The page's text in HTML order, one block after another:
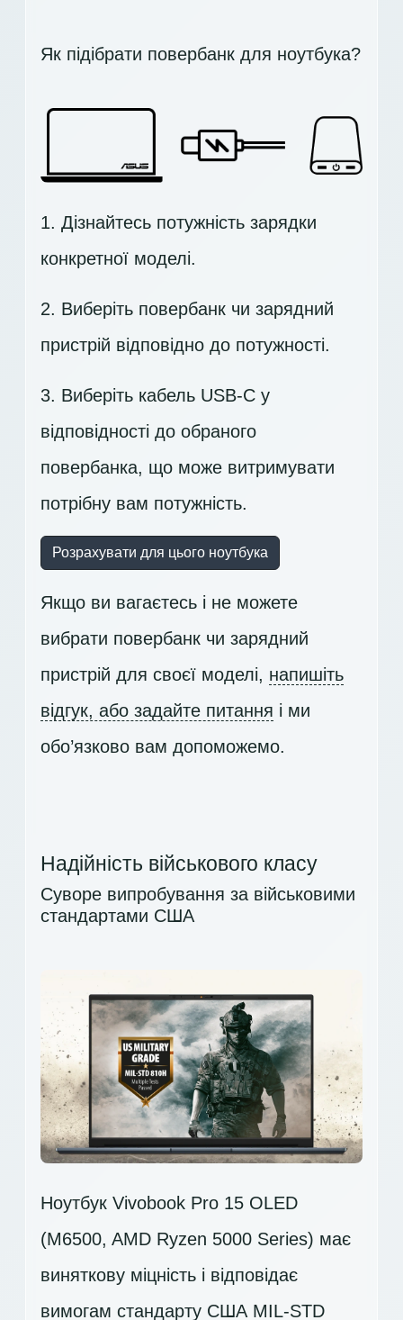
Як підібрати повербанк для ноутбука?
1. Дізнайтесь потужність зарядки
конкретної моделі.
2. Виберіть повербанк чи зарядний
пристрій відповідно до потужності.
3. Виберіть кабель USB-C у
відповідності до обраного
повербанка, що може витримувати
потрібну вам потужність.
Розрахувати для цього ноутбука
Якщо ви вагаєтесь і не можете
вибрати повербанк чи зарядний
пристрій для своєї моделі, напишіть
відгук, або задайте питання і ми
обо’язково вам допоможемо.
Надійність військового класу
Суворе випробування за військовими
стандартами США
Ноутбук Vivobook Pro 15 OLED
(M6500, AMD Ryzen 5000 Series) має
виняткову міцність і відповідає
вимогам стандарту США MIL-STD